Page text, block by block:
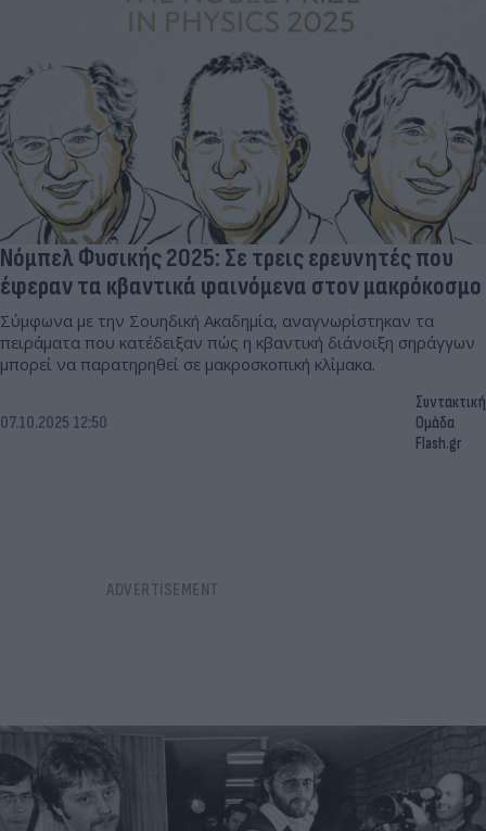
Νόμπελ Φυσικής 2025: Σε τρεις ερευνητές που
έφεραν τα κβαντικά φαινόμενα στον μακρόκοσμο
Σύμφωνα με την Σουηδική Ακαδημία, αναγνωρίστηκαν τα
πειράματα που κατέδειξαν πώς η κβαντική διάνοιξη σηράγγων
μπορεί να παρατηρηθεί σε μακροσκοπική κλίμακα.
07.10.2025 12:50
Συντακτική
Ομάδα
Flash.gr